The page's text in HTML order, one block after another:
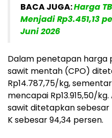
BACA JUGA:Harga
Menjadi Rp3.451,13
Juni 2026
Dalam penetapan harga
sawit mentah (CPO)
Rp14.787,75/kg,
mencapai Rp13.915,50/
sawit ditetapkan sebesar
K sebesar 94,34 persen.